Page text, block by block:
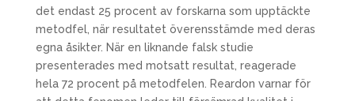
det endast 25 procent av forskarna som upptäckte
metodfel, när resultatet överensstämde med deras
egna åsikter. När en liknande falsk studie
presenterades med motsatt resultat, reagerade
hela 72 procent på metodfelen. Reardon varnar för